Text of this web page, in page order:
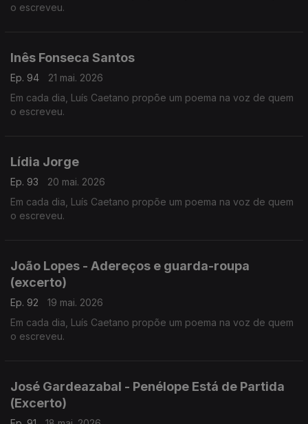
o escreveu.
Inês Fonseca Santos
Ep. 94
21 mai. 2026
Em cada dia, Luís Caetano propõe um poema na voz de quem
o escreveu.
Lídia Jorge
Ep. 93
20 mai. 2026
Em cada dia, Luís Caetano propõe um poema na voz de quem
o escreveu.
João Lopes - Adereços e guarda-roupa
(excerto)
Ep. 92
19 mai. 2026
Em cada dia, Luís Caetano propõe um poema na voz de quem
o escreveu.
José Gardeazabal - Penélope Está de Partida
(Excerto)